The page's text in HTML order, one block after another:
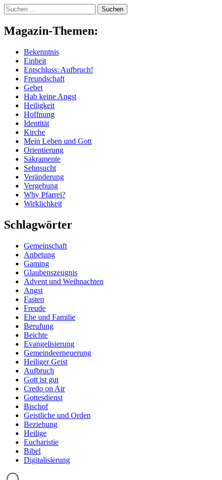
Skip
to
content
Suchen
nach:
Magazin-Themen:
Bekenntnis
Einheit
Entschluss: Aufbruch!
Freundschaft
Gebet
Hab keine Angst
Heiligkeit
Hoffnung
Identität
Kirche
Mein Leben und Gott
Orientierung
Sakramente
Sehnsucht
Veränderung
Vergebung
Why Pfarrei?
Wirklichkeit
Schlagwörter
Gemeinschaft
Anbetung
Gaming
Glaubenszeugnis
Advent und Weihnachten
Angst
Fasten
Freude
Ehe und Familie
Berufung
Beichte
Evangelisierung
Gemeindeerneuerung
Heiliger Geist
Aufbruch
Gott ist gut
Credo on Air
Gottesdienst
Bischof
Geistliche und Orden
Beziehung
Heilige
Eucharistie
Bibel
Digitalisierung